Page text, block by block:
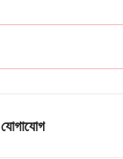
যোগাযোগ